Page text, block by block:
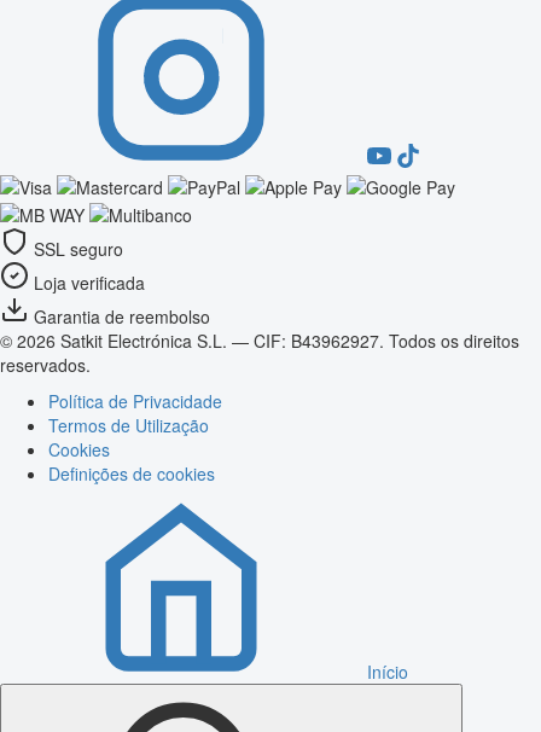
SSL seguro
Loja verificada
Garantia de reembolso
© 2026 Satkit Electrónica S.L. — CIF: B43962927. Todos os direitos
reservados.
Política de Privacidade
Termos de Utilização
Cookies
Definições de cookies
Início